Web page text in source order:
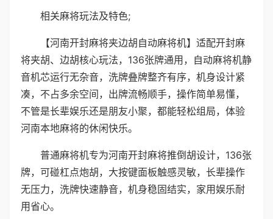
相关麻将玩法及特色;
【河南开封麻将夹边胡自动麻将机】适配开封麻
将夹胡、边胡核心玩法，136张牌通用，自动麻将机静
音机芯运行无杂音，洗牌叠牌整齐有序，机身设计紧
凑，不占多余空间，出牌流畅顺手，操作简单易懂，
不管是长辈娱乐还是朋友小聚，都能轻松组局，体验
河南本地麻将的休闲快乐。
普通麻将机专为河南开封麻将推倒胡设计，136张
牌，可碰杠点炮胡，大按键面板触感灵敏，长辈操作
无压力，洗牌快速静音，机身稳固结实，家用娱乐耐
用省心。